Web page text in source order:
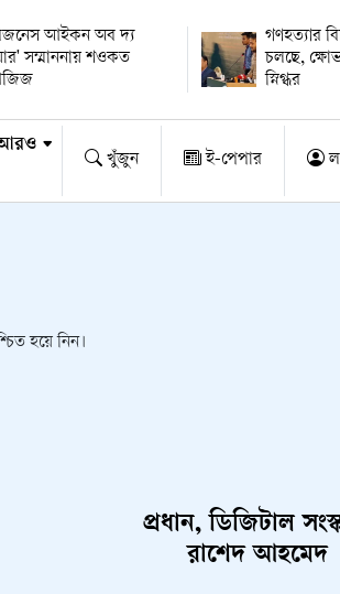
আইকন অব দ্য
সম্মাননায় শওকত
গণহত্যার
চলছে,
স্নিগ্ধর
খুঁজুন ই-পেপার
হয়ে নিন।
প্রধান, ডিজিটাল
রাশেদ আহমেদ